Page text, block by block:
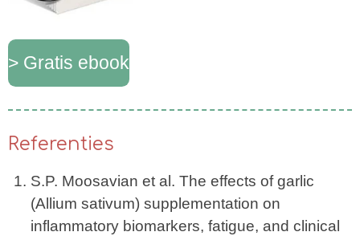
> Gratis ebook
Referenties
S.P. Moosavian et al. The effects of garlic
(Allium sativum) supplementation on
inflammatory biomarkers, fatigue, and clinical